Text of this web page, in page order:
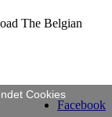
The Belgian
Facebook
Cookies